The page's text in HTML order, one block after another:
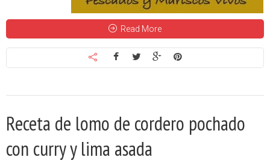
Read More
Receta de lomo de cordero pochado
con curry y lima asada